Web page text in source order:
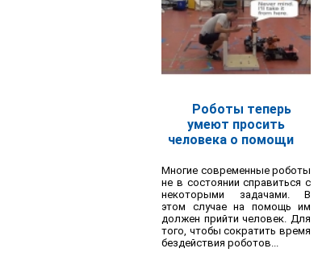
Роботы теперь
умеют просить
человека о помощи
Многие современные роботы
не в состоянии справиться с
некоторыми задачами. В
этом случае на помощь им
должен прийти человек. Для
того, чтобы сократить время
бездействия роботов...